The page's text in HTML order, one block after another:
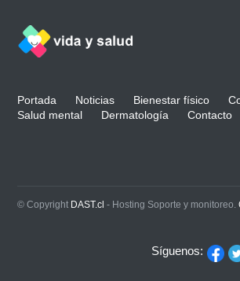
Portada Noticias Bienestar físico
Salud mental
Dermatología Contacto
© Copyright DAST.cl - Hosting Soporte y monitoreo.
Síguenos: